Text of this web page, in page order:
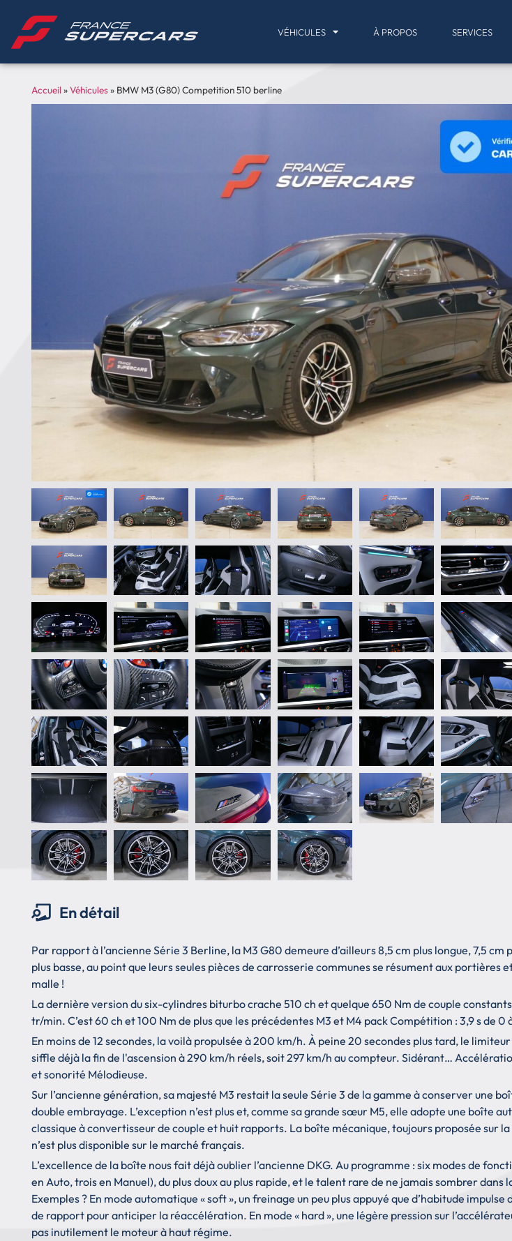
VÉHICULES À PROPOS SERVICES
Accueil»Véhicules» BMW M3 (G80) Competition 510 berline
En détail
Par rapport à l’ancienne Série 3 Berline, la M3 G80 demeure d’ailleurs 8,5 cm plus longue, 7,5 cm
plus basse, au point que leurs seules pièces de carrosserie communes se résument aux portières
malle !
La dernière version du six-cylindres biturbo crache 510 ch et quelque 650 Nm de couple
tr/min. C’est 60 ch et 100 Nm de plus que les précédentes M3 et M4 pack Compétition : 3,9 s de 0
En moins de 12 secondes, la voilà propulsée à 200 km/h. À peine 20 secondes plus tard, le
siffle déjà la fin de l'ascension à 290 km/h réels, soit 297 km/h au compteur. Sidérant…
et sonorité Mélodieuse.
Sur l’ancienne génération, sa majesté M3 restait la seule Série 3 de la gamme à conserver une
double embrayage. L’exception n’est plus et, comme sa grande sœur M5, elle adopte une boîte
classique à convertisseur de couple et huit rapports. La boîte mécanique, toujours proposée sur
n’est plus disponible sur le marché français.
L’excellence de la boîte nous fait déjà oublier l’ancienne DKG. Au programme : six modes de
en Auto, trois en Manuel), du plus doux au plus rapide, et le talent rare de ne jamais sombrer dans
Exemples ? En mode automatique « soft », un freinage un peu plus appuyé que d’habitude impulse
de rapport pour anticiper la réaccélération. En mode « hard », une légère pression sur
pas inutilement le moteur à haut régime.